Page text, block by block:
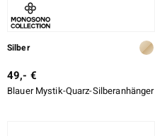
Silber
49,- €
Blauer Mystik-Quarz-Silberanhänger